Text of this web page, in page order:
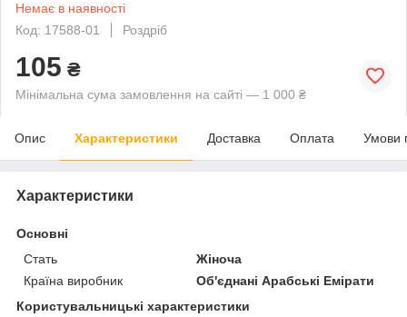
Немає в наявності
Код: 17588-01
Роздріб
105 ₴
Мінімальна сума замовлення на сайті — 1 000 ₴
Опис Характеристики Доставка Оплата Умови
Характеристики
Основні
Стать
Жіноча
Країна виробник
Об'єднані Арабські Емірати
Користувальницькі характеристики